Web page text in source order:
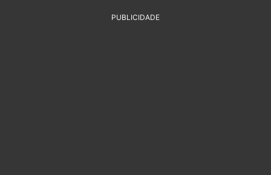
PUBLICIDADE